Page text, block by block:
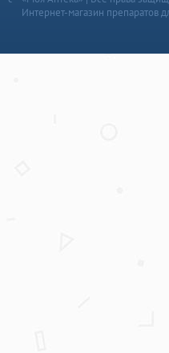
Интернет-магазин препаратов